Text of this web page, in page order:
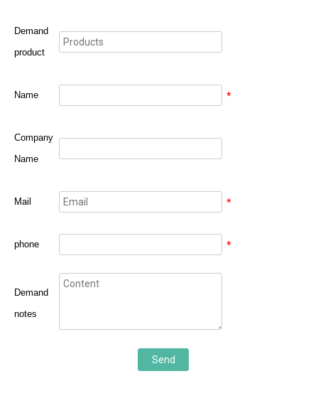
Demand
product
Name *
Company
Name
Mail *
phone *
Demand
notes
Send